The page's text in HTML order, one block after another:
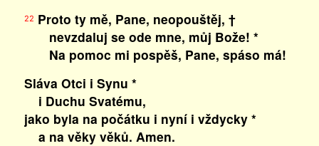
22 Proto ty mě, Pane, neopouštěj, †
nevzdaluj se ode mne, můj Bože! *
Na pomoc mi pospěš, Pane, spáso má!
Sláva Otci i Synu *
i Duchu Svatému,
jako byla na počátku i nyní i vždycky *
a na věky věků. Amen.